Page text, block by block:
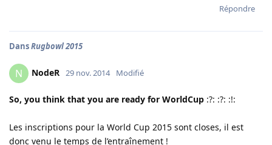
Répondre
DansRugbowl 2015
N NodeR 29 nov. 2014 Modifié
So, you think that you are ready for WorldCup :?: :?: :!:
Les inscriptions pour la World Cup 2015 sont closes, il est
donc venu le temps de l’entraînement !